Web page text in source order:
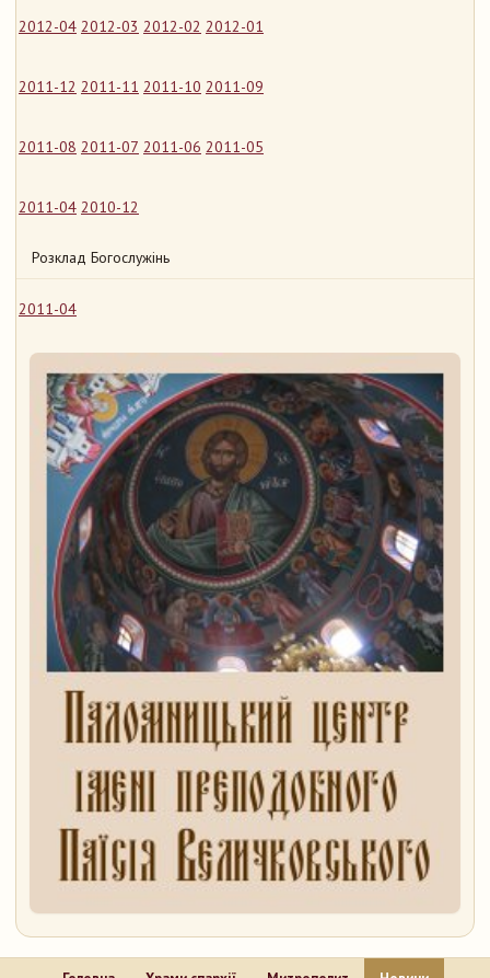
2012-04 2012-03 2012-02 2012-01
2011-12 2011-11 2011-10 2011-09
2011-08 2011-07 2011-06 2011-05
2011-04 2010-12
Розклад Богослужінь
2011-04